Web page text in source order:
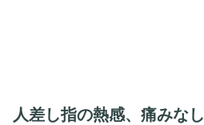
人差し指の熱感、痛みなし